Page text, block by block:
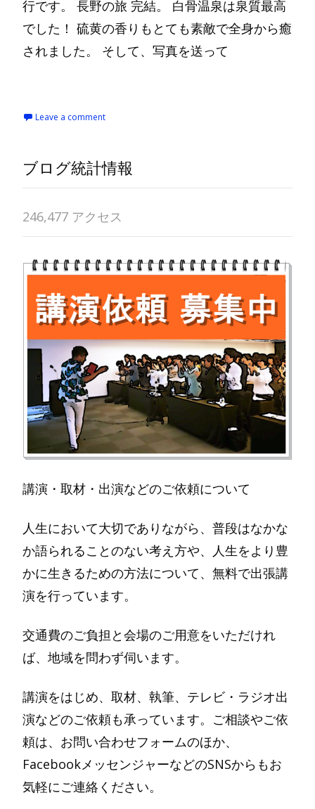
行です。 長野の旅 完結。 白骨温泉は泉質最高
でした！ 硫黄の香りもとても素敵で全身から癒
されました。 そして、写真を送って
Leave a comment
ブログ統計情報
246,477 アクセス
講演・取材・出演などのご依頼について
人生において大切でありながら、普段はなかな
か語られることのない考え方や、人生をより豊
かに生きるための方法について、無料で出張講
演を行っています。
交通費のご負担と会場のご用意をいただけれ
ば、地域を問わず伺います。
講演をはじめ、取材、執筆、テレビ・ラジオ出
演などのご依頼も承っています。ご相談やご依
頼は、お問い合わせフォームのほか、
FacebookメッセンジャーなどのSNSからもお
気軽にご連絡ください。